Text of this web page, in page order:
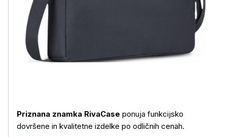
Priznana znamka RivaCase ponuja funkcijsko
dovršene in kvalitetne izdelke po odličnih cenah.